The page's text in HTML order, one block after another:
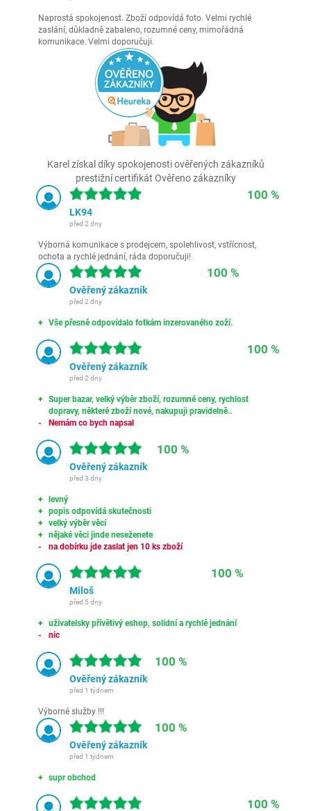
Naprostá spokojenost. Zboží odpovídá foto. Velmi rychlé
zaslání, důkladně zabaleno, rozumné ceny, mimořádná
komunikace. Velmi doporučuji.
Karel získal díky spokojenosti ověřených zákazníků
prestižní certifikát Ověřeno zákazníky
100 %
LK94
před 2 dny
Výborná komunikace s prodejcem, spolehlivost, vstřícnost,
ochota a rychlé jednání, ráda doporučuji!
100 %
Ověřený zákazník
před 2 dny
Vše přesně odpovídalo fotkám inzerovaného zoží.
100 %
Ověřený zákazník
před 2 dny
Super bazar, velký výběr zboží, rozumné ceny, rychlost
dopravy, některé zboží nové, nakupuji pravidelně..
Nemám co bych napsal
100 %
Ověřený zákazník
před 3 dny
levný
popis odpovídá skutečnosti
velký výběr věcí
nějaké věci jinde neseženete
na dobírku jde zaslat jen 10 ks zboží
100 %
Miloš
před 5 dny
uživatelsky přívětivý eshop, solidní a rychlé jednání
nic
100 %
Ověřený zákazník
před 1 týdnem
Výborné služby !!!
100 %
Ověřený zákazník
před 1 týdnem
supr obchod
100 %